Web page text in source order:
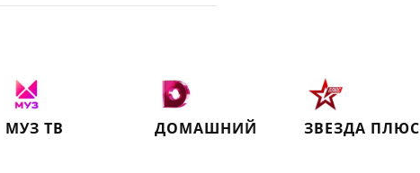
МУЗ ТВ ДОМАШНИЙ ЗВЕЗДА ПЛЮС